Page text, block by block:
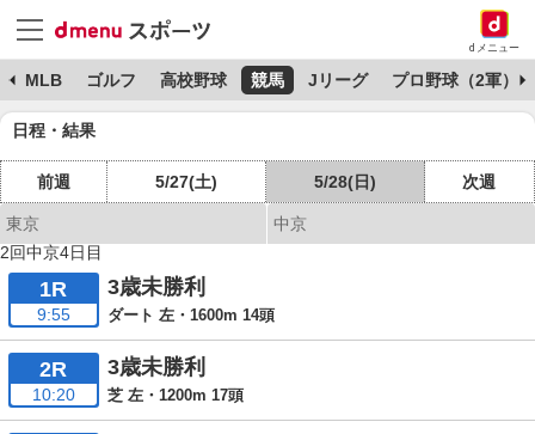
dメニュー
MLB ゴルフ 高校野球 競馬 Jリーグ プロ野球（2軍）
日程・結果
前週 5/27(土) 5/28(日) 次週
東京
中京
2回中京4日目
1R
9:55
3歳未勝利
ダート 左・1600m 14頭
2R
10:20
3歳未勝利
芝 左・1200m 17頭